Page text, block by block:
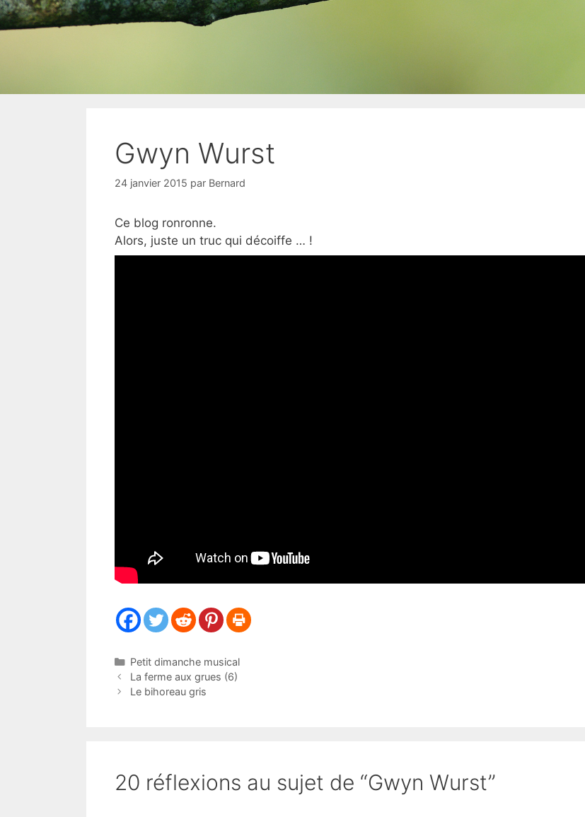
Gwyn Wurst
24 janvier 2015 par Bernard
Ce blog ronronne.
Alors, juste un truc qui décoiffe … !
Catégories
Petit dimanche musical
La ferme aux grues (6)
Le bihoreau gris
20 réflexions au sujet de “Gwyn Wurst”